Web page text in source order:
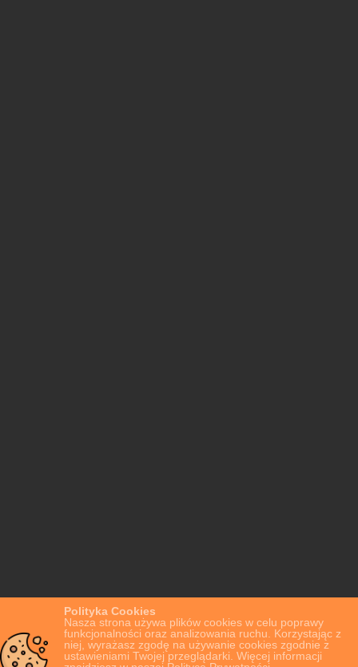
Polityka Cookies
Nasza strona używa plików cookies w celu poprawy
funkcjonalności oraz analizowania ruchu. Korzystając z
niej, wyrażasz zgodę na używanie cookies zgodnie z
ustawieniami Twojej przeglądarki. Więcej informacji